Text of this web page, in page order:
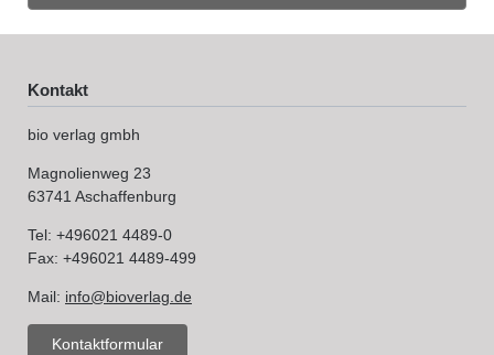
Kontakt
bio verlag gmbh
Magnolienweg 23
63741 Aschaffenburg
Tel: +496021 4489-0
Fax: +496021 4489-499
Mail: info@bioverlag.de
Kontaktformular